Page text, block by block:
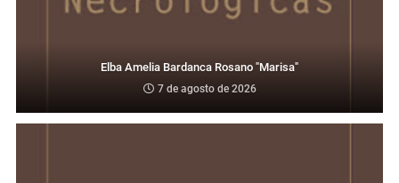
Elba Amelia Bardanca Rosano "Marisa"
7 de agosto de 2026